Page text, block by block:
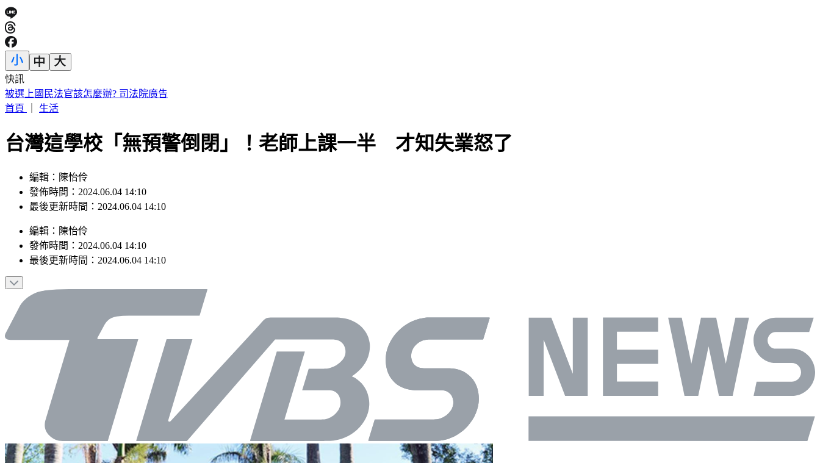
快訊
被選上國民法官該怎麼辦? 司法院廣告
首頁
生活
台灣這學校「無預警倒閉」！老師上課一半 才知失業怒了
編輯：陳怡伶
發佈時間：2024.06.04 14:10
最後更新時間：2024.06.04 14:10
編輯 ： 陳怡伶
發佈時間： 2024.06.04 14:10
最後更新時間： 2024.06.04 14:10